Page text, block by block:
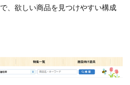
、欲しい商品を見つけやすい構成